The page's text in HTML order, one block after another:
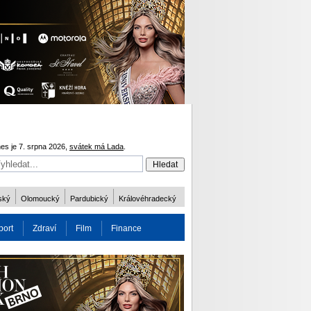
je 7. srpna 2026, svátek má Lada
Olomoucký Pardubický Královéhradecký
Zdraví Film Finance
Více ODM 2016